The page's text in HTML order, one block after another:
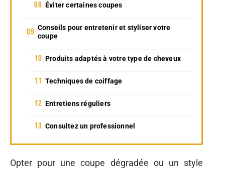
Éviter certaines coupes
Conseils pour entretenir et styliser votre
coupe
Produits adaptés à votre type de cheveux
Techniques de coiffage
Entretiens réguliers
Consultez un professionnel
Opter pour une coupe dégradée ou un style